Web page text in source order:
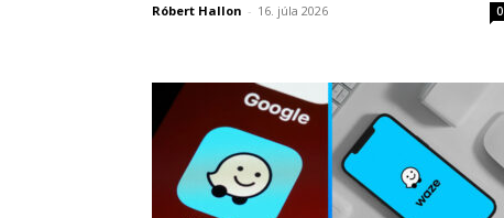
Róbert Hallon - 16. júla 2026 0